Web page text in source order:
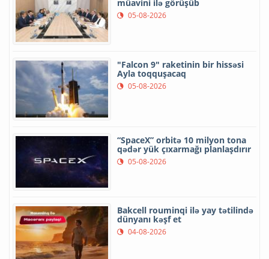
müavini ilə görüşüb
05-08-2026
"Falcon 9" raketinin bir hissəsi
Ayla toqquşacaq
05-08-2026
“SpaceX” orbitə 10 milyon tona
qədər yük çıxarmağı planlaşdırır
05-08-2026
Bakcell rouminqi ilə yay tətilində
dünyanı kəşf et
04-08-2026